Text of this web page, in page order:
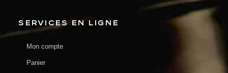
SERVICES EN LIGNE
Mon compte
Panier